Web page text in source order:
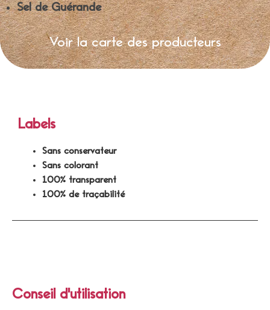
Sel de Guérande
Voir la carte des producteurs
Conseil d'utilisation
Labels
Sans conservateur
Sans colorant
100% transparent
100% de traçabilité